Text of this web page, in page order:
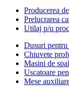
Producerea
Prelucrarea
Utilaj p/u
Dusuri pentru
Chiuvete
Masini de
Uscatoare
Mese